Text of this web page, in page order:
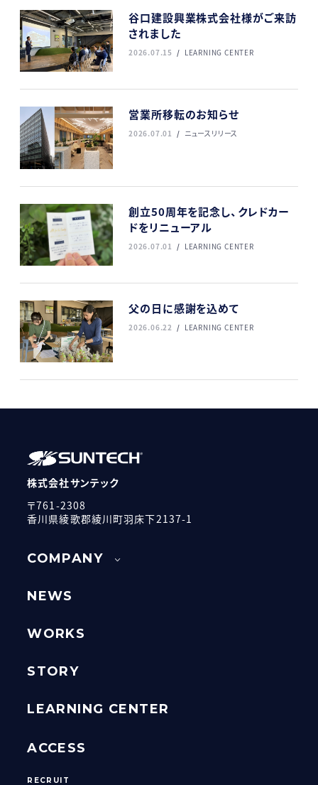
谷口建設興業株式会社様がご来訪
されました
2026.07.15 LEARNING CENTER
営業所移転のお知らせ
2026.07.01 ニュースリリース
創立50周年を記念し、クレドカー
ドをリニューアル
2026.07.01 LEARNING CENTER
父の日に感謝を込めて
2026.06.22 LEARNING CENTER
株式会社サンテック
〒761-2308
香川県綾歌郡綾川町羽床下2137-1
COMPANY
NEWS
WORKS
STORY
LEARNING CENTER
ACCESS